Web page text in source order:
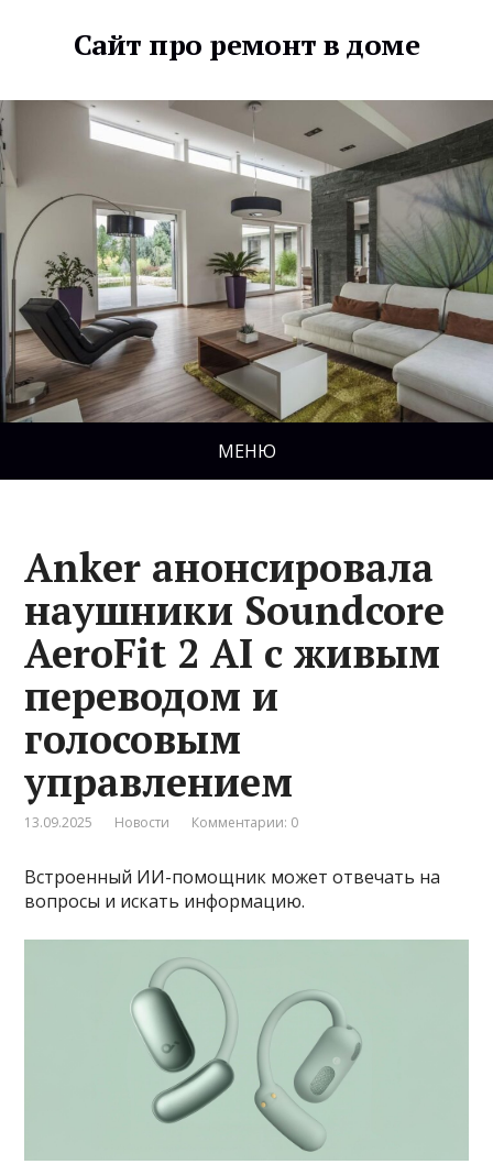
Сайт про ремонт в доме
МЕНЮ
Anker анонсировала
наушники Soundcore
AeroFit 2 AI с живым
переводом и
голосовым
управлением
13.09.2025 Новости Комментарии: 0
Встроенный ИИ-помощник может отвечать на
вопросы и искать информацию.